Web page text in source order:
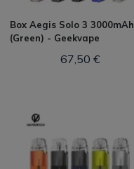
Box Aegis Solo 3 3000mAh
(Green) - Geekvape
67,50 €